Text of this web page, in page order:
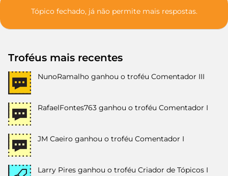
Tópico fechado, já não permite mais respostas.
Troféus mais recentes
NunoRamalho ganhou o troféu Comentador III
RafaelFontes763 ganhou o troféu Comentador I
JM Caeiro ganhou o troféu Comentador I
Larry Pires ganhou o troféu Criador de Tópicos I